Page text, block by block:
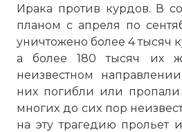
Ирака против курдов. В
планом с апреля по
уничтожено более 4 тысяч
а более 180 тысяч их
неизвестном
них погибли или пропали
многих до сих пор
на эту трагедию прольет